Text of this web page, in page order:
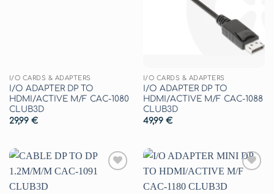
I/O CARDS & ADAPTERS
I/O ADAPTER DP TO
HDMI/ACTIVE M/F CAC-1080
CLUB3D
29,99 €
I/O CARDS & ADAPTERS
I/O ADAPTER DP TO
HDMI/ACTIVE M/F CAC-1088
CLUB3D
49,99 €